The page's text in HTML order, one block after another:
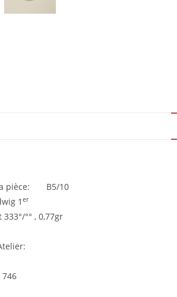
pièce: B5/10
1er
333°/°° , 0,77gr
746